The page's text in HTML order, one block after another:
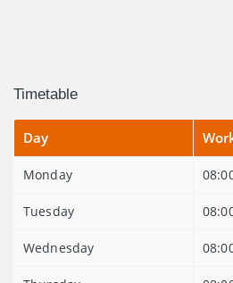
Timetable
Day
Monday
Tuesday
Wednesday